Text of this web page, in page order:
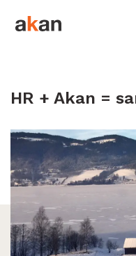
Hopp til innhold
HR + Akan =